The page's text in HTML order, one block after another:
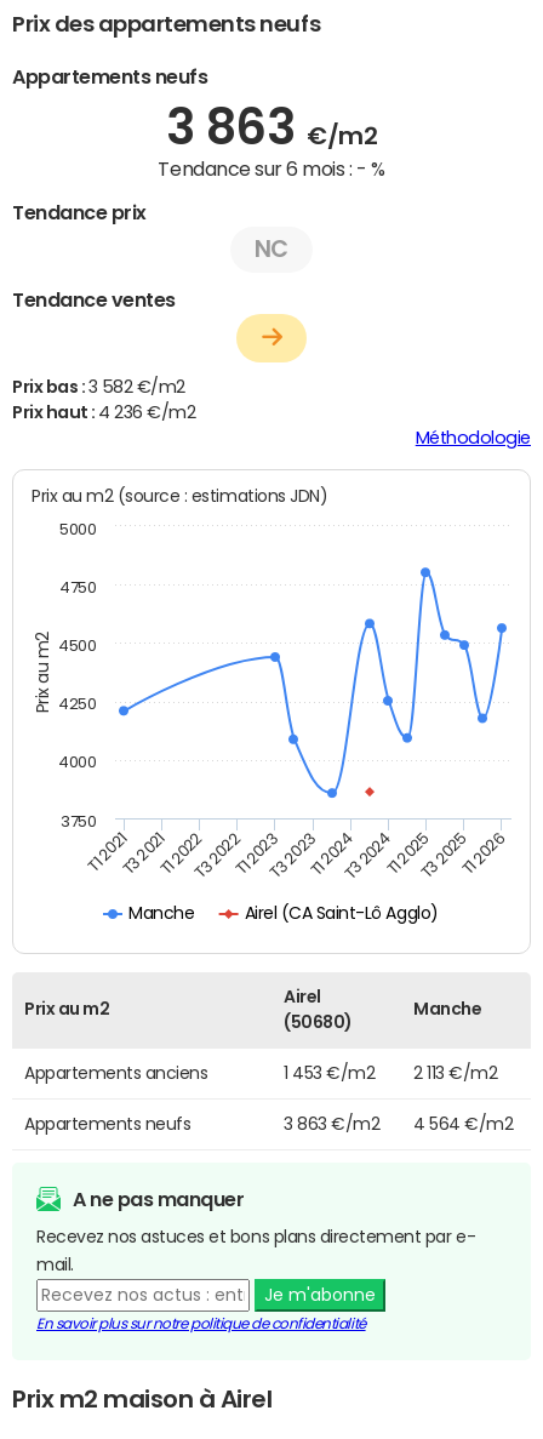
Prix des appartements neufs
Appartements neufs
3 863 €/m2
Tendance sur 6 mois : - %
Tendance prix
NC
Tendance ventes
Prix bas : 3 582 €/m2
Prix haut : 4 236 €/m2
Méthodologie
Prix au m2
Prix au m2 (source : estimations JDN)
Manche Airel (CA Saint-Lô Agglo)
T1 2021T3 2021T1 2022T3 2022T1 2023T3 2023T1 2024T3 2024T1 2025T3 2025T1 2026
3750
4000
4250
4500
4750
5000
Prix au m2
Airel
(50680)
Manche
Appartements anciens 1 453 €/m2 2 113 €/m2
Appartements neufs 3 863 €/m2 4 564 €/m2
A ne pas manquer
Recevez nos astuces et bons plans directement par e-
mail.
Je m'abonne
En savoir plus sur notre politique de confidentialité
Prix m2 maison à Airel